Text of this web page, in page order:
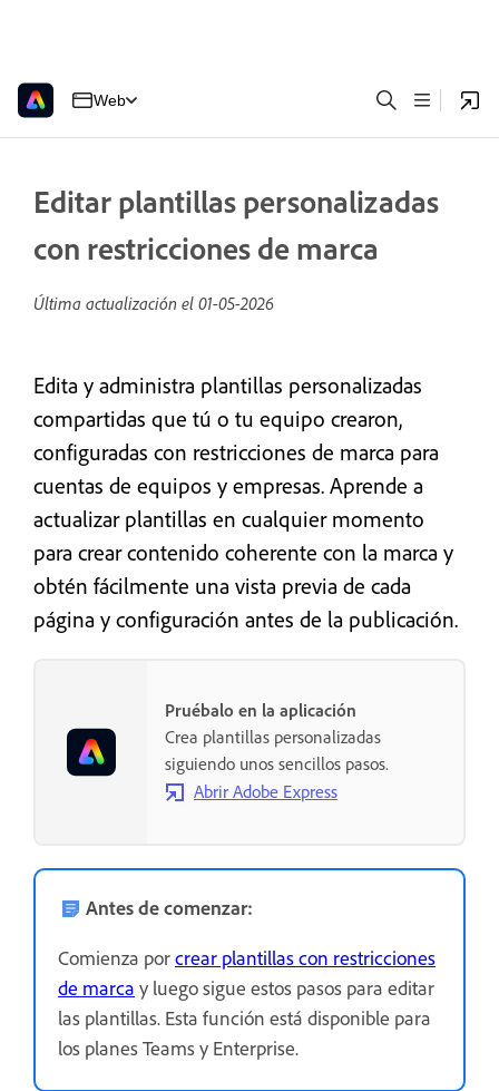
Web
Editar plantillas personalizadas
con restricciones de marca
Última actualización el 01-05-2026
Edita y administra plantillas personalizadas
compartidas que tú o tu equipo crearon,
configuradas con restricciones de marca para
cuentas de equipos y empresas. Aprende a
actualizar plantillas en cualquier momento
para crear contenido coherente con la marca y
obtén fácilmente una vista previa de cada
página y configuración antes de la publicación.
Pruébalo en la aplicación
Crea plantillas personalizadas
siguiendo unos sencillos pasos.
Abrir Adobe Express
Antes de comenzar:
Comienza porcrear plantillas con restricciones
de marca y luego sigue estos pasos para editar
las plantillas. Esta función está disponible para
los planes Teams y Enterprise.